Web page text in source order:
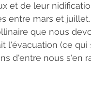
et de leur
entre mars et juillet.
que nous
l'évacuation (ce qui
d'entre nous s'en